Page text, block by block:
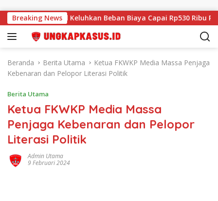
Breaking News
Murid Keluhkan Beban Biaya Capai Rp530 Ribu Per Siswa
Beranda Berita Utama
Ketua FKWKP Media Massa Penjaga
Kebenaran dan Pelopor Literasi Politik
Berita Utama
Ketua FKWKP Media Massa
Penjaga Kebenaran dan Pelopor
Literasi Politik
Admin Utama
9 Februari 2024